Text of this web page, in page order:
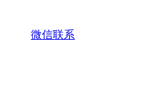
微信联系